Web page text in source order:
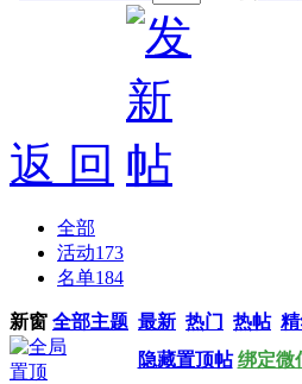
返 回
全部
活动173
名单184
新窗 全部主题 最新 热门 热帖
隐藏置顶帖 绑定微